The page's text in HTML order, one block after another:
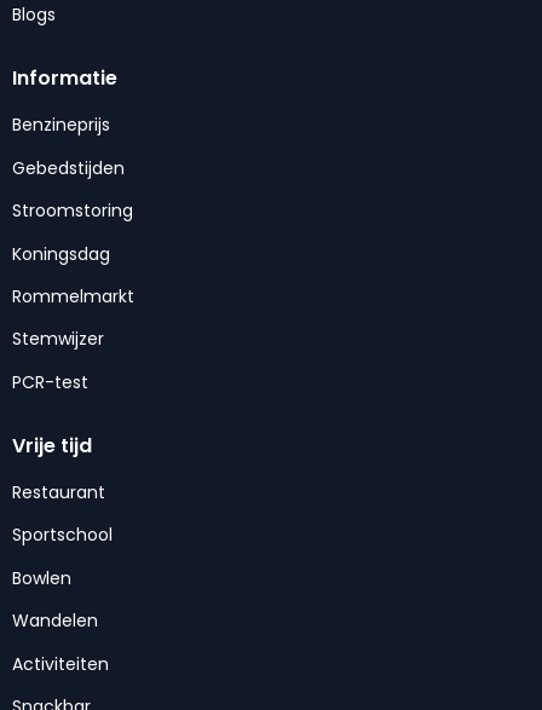
Blogs
Informatie
Benzineprijs
Gebedstijden
Stroomstoring
Koningsdag
Rommelmarkt
Stemwijzer
PCR-test
Vrije tijd
Restaurant
Sportschool
Bowlen
Wandelen
Activiteiten